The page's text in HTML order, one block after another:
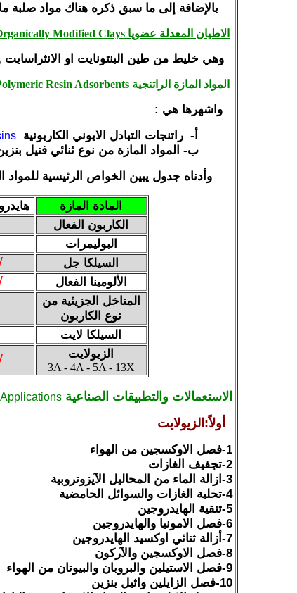
بالإضافة إلى ما سبق ذكره هناك مواد صلبة
الاطيان المعدلة عضويا Modified Clays
وهي خليط من طين البنتونايت او
المواد المازة الراتنجية Polymeric Resin Adsorbents
واشهرها هي :
أ‌- راتنجات التبادل الايوني الكاربونية
ب‌- المواد المازة من نوع ثنائي فنيل
وأدناه جدول يبين الخواص الرئيسية للمواد
المادة المازة
الكاربون الفعال
البوليمرات
السيلكا جل
الألومينا الفعال
المناخل الجزيئية من
نوع الكاربون
السيلكا لايت
الزيولايت
3A - 4A - 5A - 13X
الاستعمالات والتطبيقات الصناعية Applications
أولاً:الزيولايت
1-فصل الاوكسجين من الهواء
2-تجفيف الغازات
3-ازالة الماء من المحاليل الآيزوتروبية
4-تحلية الغازات والسوائل الحامضية
5-تنقية الهايدروجين
6-فصل الامونيا والهايدروجين
7-أزالة ثنائي اوكسيد الهايدروجين
8-فصل الاوكسجين والآركون
9-فصل الاستيلين والبروبان والبيوتان من الهواء
10-فصل الزايلين واثيل بنزين